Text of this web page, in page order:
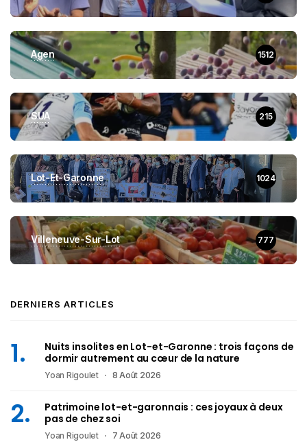
Agen 1512
SUA 215
Lot-Et-Garonne 1024
Villeneuve-Sur-Lot 777
DERNIERS ARTICLES
Nuits insolites en Lot-et-Garonne : trois façons de
dormir autrement au cœur de la nature
Yoan Rigoulet 8 Août 2026
Patrimoine lot-et-garonnais : ces joyaux à deux
pas de chez soi
Yoan Rigoulet 7 Août 2026